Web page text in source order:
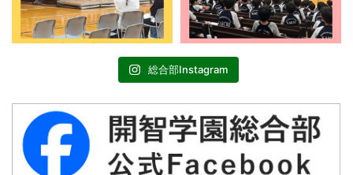
総合部Instagram